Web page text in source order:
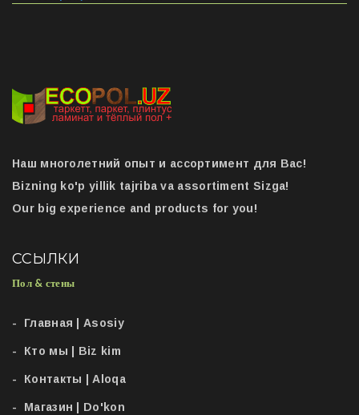
Наш многолетний опыт и ассортимент для Вас!
Bizning ko'p yillik tajriba va assortiment Sizga!
Our big experience and products for you!
ССЫЛКИ
Пол & стены
Главная | Asosiy
Кто мы | Biz kim
Контакты | Aloqa
Магазин | Do'kon